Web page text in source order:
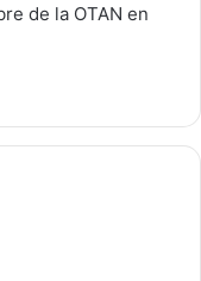
de la OTAN en